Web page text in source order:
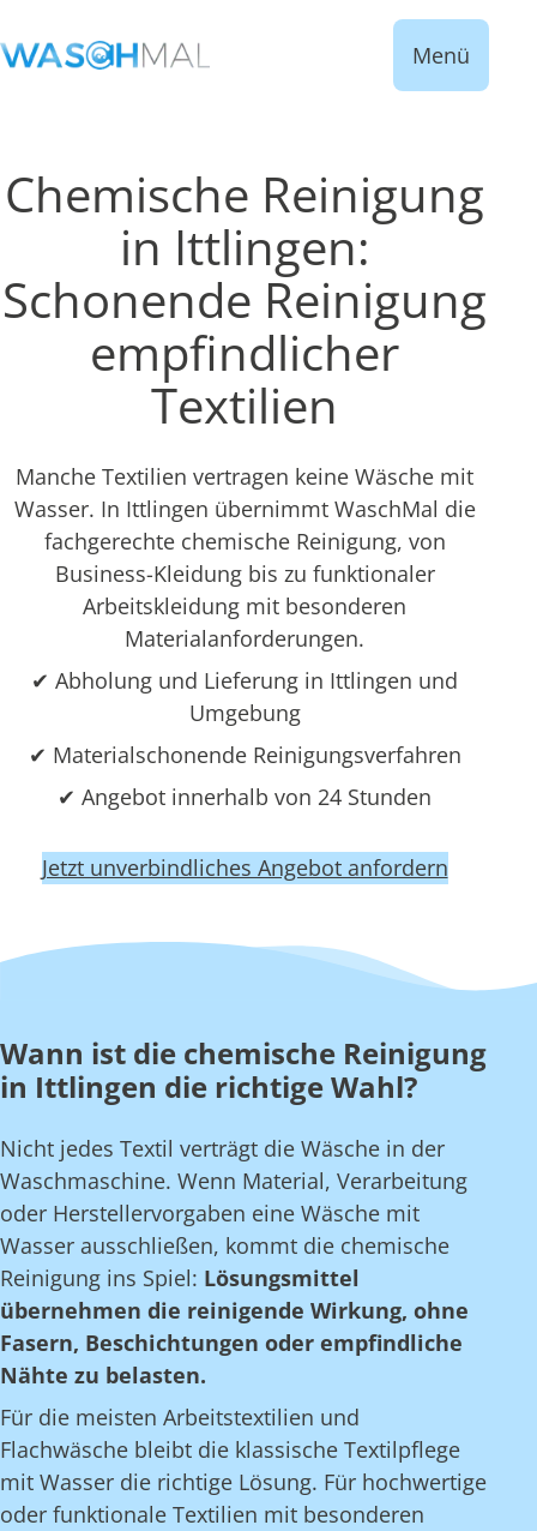
Menü
Chemische Reinigung
in Ittlingen:
Schonende Reinigung
empfindlicher
Textilien
Manche Textilien vertragen keine Wäsche mit
Wasser. In Ittlingen übernimmt WaschMal die
fachgerechte chemische Reinigung, von
Business-Kleidung bis zu funktionaler
Arbeitskleidung mit besonderen
Materialanforderungen.
✔ Abholung und Lieferung in Ittlingen und
Umgebung
✔ Materialschonende Reinigungsverfahren
✔ Angebot innerhalb von 24 Stunden
Jetzt unverbindliches Angebot anfordern
Wann ist die chemische Reinigung
in Ittlingen die richtige Wahl?
Nicht jedes Textil verträgt die Wäsche in der
Waschmaschine. Wenn Material, Verarbeitung
oder Herstellervorgaben eine Wäsche mit
Wasser ausschließen, kommt die chemische
Reinigung ins Spiel: Lösungsmittel
übernehmen die reinigende Wirkung, ohne
Fasern, Beschichtungen oder empfindliche
Nähte zu belasten.
Für die meisten Arbeitstextilien und
Flachwäsche bleibt die klassische Textilpflege
mit Wasser die richtige Lösung. Für hochwertige
oder funktionale Textilien mit besonderen